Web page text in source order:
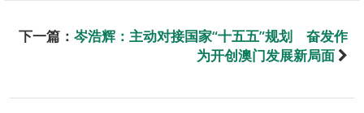
下一篇： 岑浩辉：主动对接国家“十五五”规划 奋发作
为开创澳门发展新局面